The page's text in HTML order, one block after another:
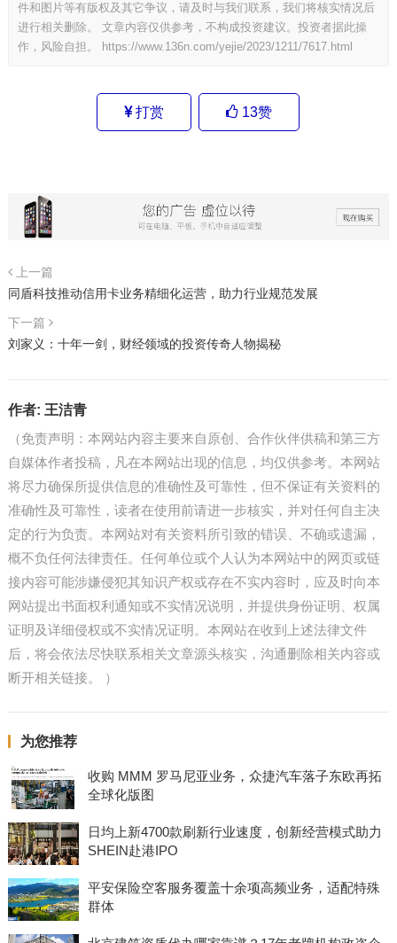
件和图片等有版权及其它争议，请及时与我们联系，我们将核实情况后
进行相关删除。 文章内容仅供参考，不构成投资建议。投资者据此操
作，风险自担。
https://www.136n.com/yejie/2023/1211/7617.html
打赏 13赞
上一篇
同盾科技推动信用卡业务精细化运营，助力行业规范发展
下一篇
刘家义：十年一剑，财经领域的投资传奇人物揭秘
作者: 王洁青
（免责声明：本网站内容主要来自原创、合作伙伴供稿和第三方
自媒体作者投稿，凡在本网站出现的信息，均仅供参考。本网站
将尽力确保所提供信息的准确性及可靠性，但不保证有关资料的
准确性及可靠性，读者在使用前请进一步核实，并对任何自主决
定的行为负责。本网站对有关资料所引致的错误、不确或遗漏，
概不负任何法律责任。任何单位或个人认为本网站中的网页或链
接内容可能涉嫌侵犯其知识产权或存在不实内容时，应及时向本
网站提出书面权利通知或不实情况说明，并提供身份证明、权属
证明及详细侵权或不实情况证明。本网站在收到上述法律文件
后，将会依法尽快联系相关文章源头核实，沟通删除相关内容或
断开相关链接。 ）
为您推荐
收购 MMM 罗马尼亚业务，众捷汽车落子东欧再拓
全球化版图
日均上新4700款刷新行业速度，创新经营模式助力
SHEIN赴港IPO
平安保险空客服务覆盖十余项高频业务，适配特殊
群体